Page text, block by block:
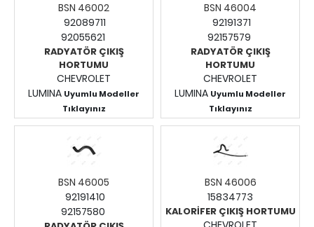
BSN 46002
92089711
92055621
RADYATÖR ÇIKIŞ
HORTUMU
CHEVROLET
LUMINA Uyumlu Modeller
Tıklayınız
Fiyatları Görmek İçin
Giriş Yapınız.
BSN 46004
92191371
92157579
RADYATÖR ÇIKIŞ
HORTUMU
CHEVROLET
LUMINA Uyumlu Modeller
Tıklayınız
Fiyatları Görmek İçin
Giriş Yapınız.
BSN 46005
92191410
92157580
BSN 46006
15834773
KALORİFER ÇIKIŞ HORTUMU